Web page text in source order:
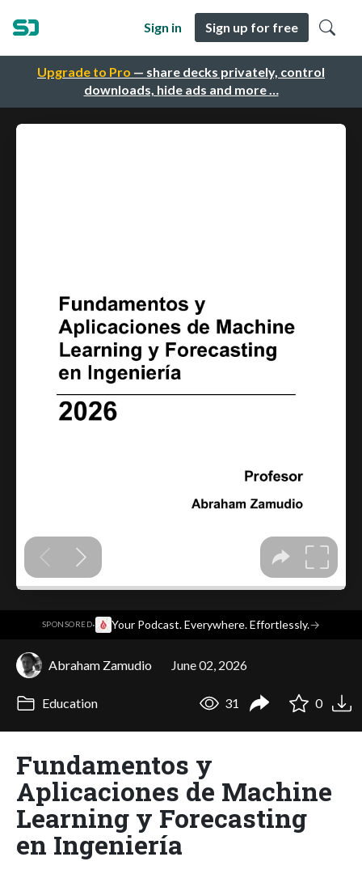
Upgrade to Pro — share decks privately, control
downloads, hide ads and more …
Sign in Sign up for free
SPONSORED· Your Podcast. Everywhere. Effortlessly.→
Abraham Zamudio June 02, 2026
Education 31 0
Fundamentos y
Aplicaciones de Machine
Learning y Forecasting
en Ingeniería